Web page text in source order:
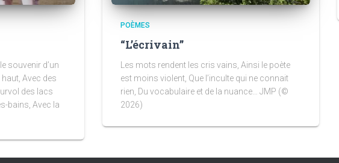
souvenir d’un
Avec des
des lacs
bains, Avec la
POÈMES
“L’écrivain”
Les mots rendent les cris vains, Ainsi le poète
est moins violent, Que l’inculte qui ne connait
rien, Du vocabulaire et de la nuance… JMP (©
2026)